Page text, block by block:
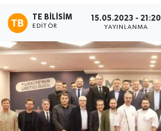
TE BILISIM
EDITÖR
15.05.2023 - 21:20
YAYINLANMA
Son Dakika Haberleri
Haber Arşivi